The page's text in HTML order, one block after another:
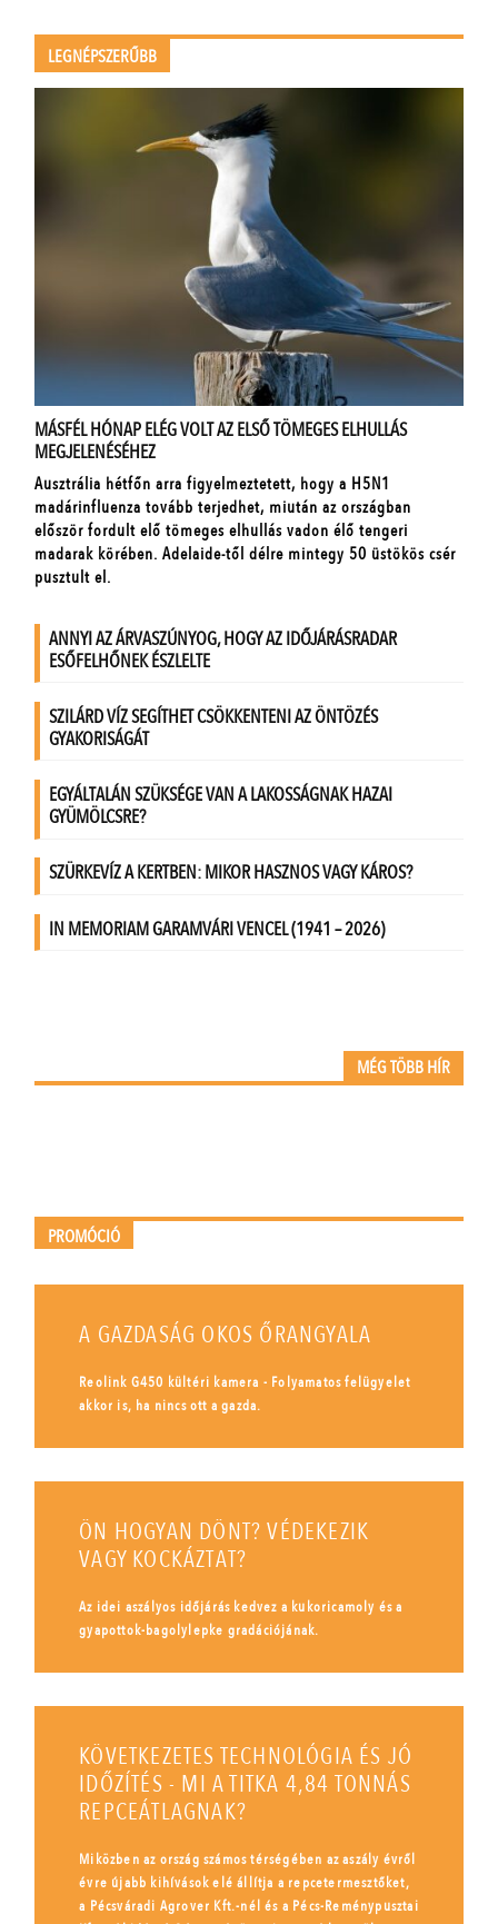
LEGNÉPSZERŰBB
MÉG TÖBB HÍR
PROMÓCIÓ
A GAZDASÁG OKOS ŐRANGYALA
Reolink G450 kültéri kamera - Folyamatos felügyelet
akkor is, ha nincs ott a gazda.
ÖN HOGYAN DÖNT? VÉDEKEZIK
VAGY KOCKÁZTAT?
Az idei aszályos időjárás kedvez a kukoricamoly és a
gyapottok-bagolylepke gradációjának.
KÖVETKEZETES TECHNOLÓGIA ÉS JÓ
IDŐZÍTÉS - MI A TITKA 4,84 TONNÁS
REPCEÁTLAGNAK?
Miközben az ország számos térségében az aszály évről
évre újabb kihívások elé állítja a repcetermesztőket,
a Pécsváradi Agrover Kft.-nél és a Pécs-Reménypusztai